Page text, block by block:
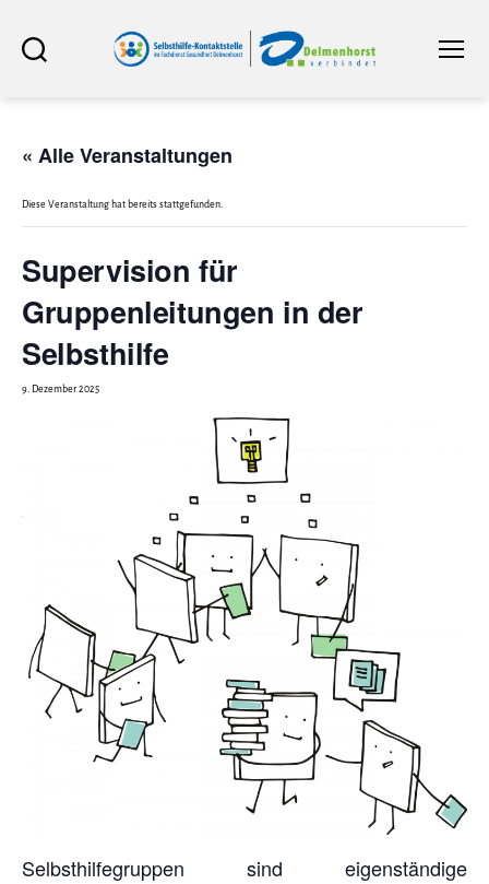
« Alle Veranstaltungen
Diese Veranstaltung hat bereits stattgefunden.
Supervision für
Gruppenleitungen in der
Selbsthilfe
9. Dezember 2025
Selbsthilfegruppen sind eigenständige